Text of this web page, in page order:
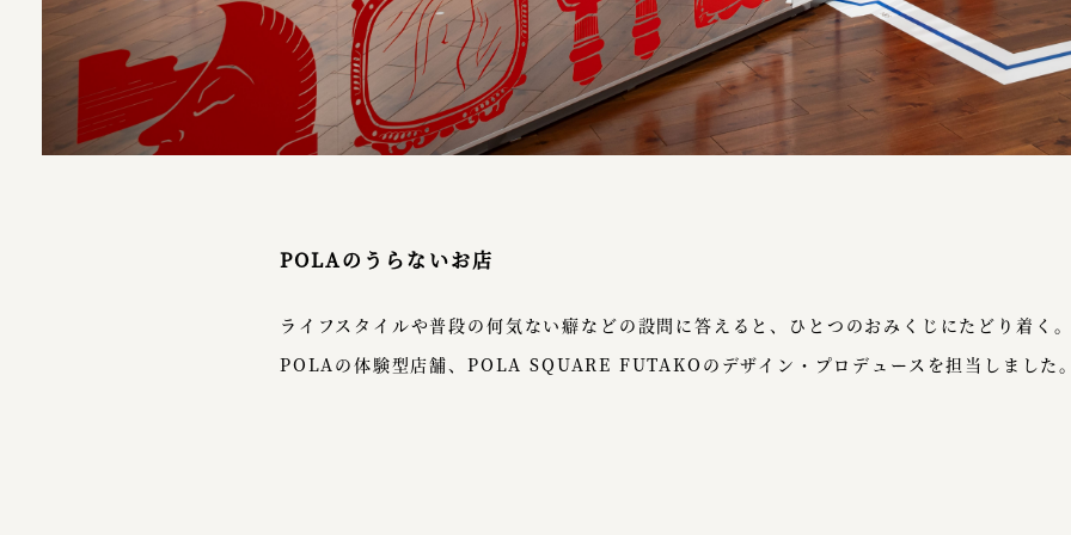
POLAのうらないお店
ライフスタイルや普段の何気ない癖などの設問に答えると、ひとつのおみくじにたどり着く
POLAの体験型店舗、POLA SQUARE FUTAKOのデザイン・プロデュースを担当しました